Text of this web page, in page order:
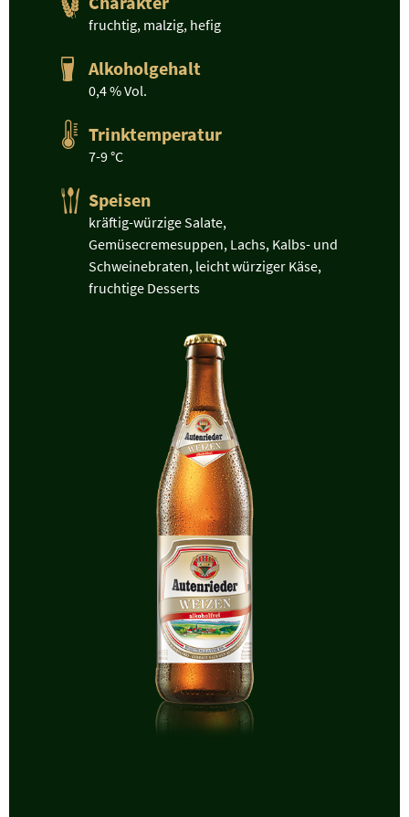
fruchtig, malzig, hefig
Alkoholgehalt
0,4 % Vol.
Trinktemperatur
7-9 °C
Speisen
kräftig-würzige Salate,
Gemüsecremesuppen, Lachs, Kalbs- und
Schweinebraten, leicht würziger Käse,
fruchtige Desserts